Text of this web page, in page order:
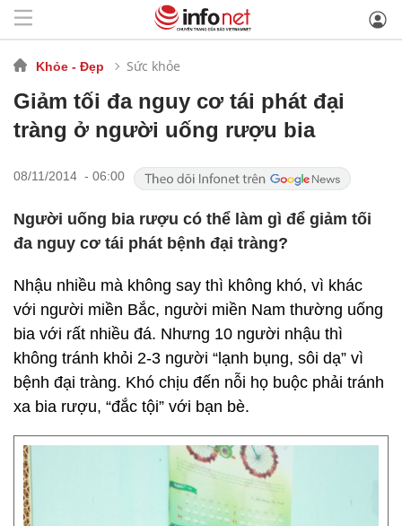
Khỏe - Đẹp Sức khỏe
Giảm tối đa nguy cơ tái phát đại
tràng ở người uống rượu bia
08/11/2014 - 06:00
Người uống bia rượu có thể làm gì để giảm tối
đa nguy cơ tái phát bệnh đại tràng?
Nhậu nhiều mà không say thì không khó, vì khác
với người miền Bắc, người miền Nam thường uống
bia với rất nhiều đá. Nhưng 10 người nhậu thì
không tránh khỏi 2-3 người “lạnh bụng, sôi dạ” vì
bệnh đại tràng. Khó chịu đến nỗi họ buộc phải tránh
xa bia rượu, “đắc tội” với bạn bè.